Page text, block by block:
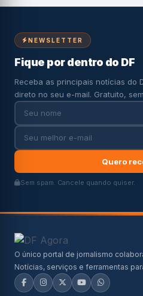
NEWSLETTER
Fique por dentro do DF
Receba as principais notícias do
direto no seu e-mail. Gratuito,
Quero
Sem spam. Cancele quando quiser.
O único portal de jornalismo
Notícias, serviços e ferramentas